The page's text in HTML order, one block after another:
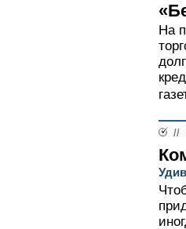
На
//